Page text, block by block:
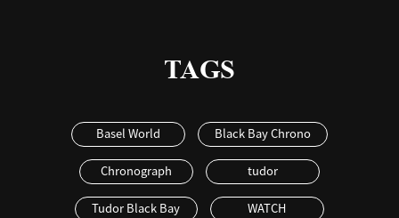
TAGS
Basel World Black Bay Chrono
Chronograph tudor
Tudor Black Bay WATCH